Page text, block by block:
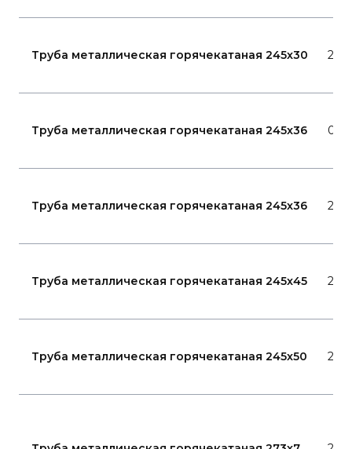
Труба металлическая горячекатаная 245x30 20
Труба металлическая горячекатаная 245x36
Труба металлическая горячекатаная 245x36 20
Труба металлическая горячекатаная 245x45 20
Труба металлическая горячекатаная 245x50 20